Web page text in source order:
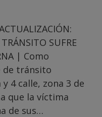
SUFRE
| Como
de tránsito
4 calle, zona 3 de
que la víctima
de sus…